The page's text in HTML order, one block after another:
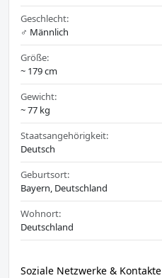
Geschlecht:
♂️ Männlich
Größe:
~ 179 cm
Gewicht:
~ 77 kg
Staatsangehörigkeit:
Deutsch
Geburtsort:
Bayern, Deutschland
Wohnort:
Deutschland
Soziale Netzwerke & Kontakte